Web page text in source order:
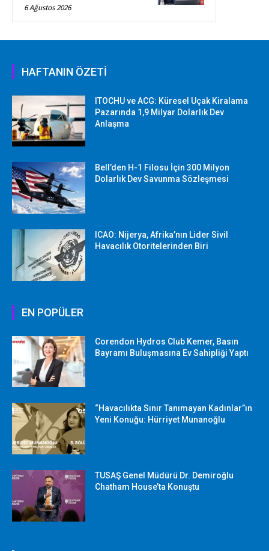
6 Ağustos 2026
HAFTANIN ÖZETİ
ITOCHU ve ACG: Küresel Uçak Kiralama
Pazarında 1,9 Milyar Dolarlık Dev
Anlaşma
Bell’den H-1 Filosu İçin 300 Milyon
Dolarlık Dev Savunma Sözleşmesi
ICAO: Nijerya, Afrika’nın Lider Sivil
Havacılık Otoritelerinden Biri
EN POPÜLER
Corendon Hydros Club Kemer, Basın
Bayramı Buluşmasına Ev Sahipliği Yaptı
“Havacılıkta Sınır Tanımayan Kadınlar”ın
Yeni Konuğu: Hürriyet Munanoğlu
TUSAŞ Genel Müdürü Dr. Demiroğlu
Chatham House’ta Konuştu